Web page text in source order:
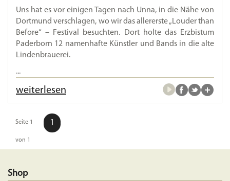
Uns hat es vor einigen Tagen nach Unna, in die Nähe von
Dortmund verschlagen, wo wir das allererste „Louder than
Before“ – Festival besuchten. Dort holte das Erzbistum
Paderborn 12 namenhafte Künstler und Bands in die alte
Lindenbrauerei.
...
weiterlesen
Seite 1
von 1
1
Shop